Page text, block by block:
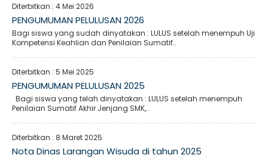
Diterbitkan : 4 Mei 2026
PENGUMUMAN PELULUSAN 2026
Bagi siswa yang sudah dinyatakan : LULUS setelah menempuh Uji
Kompetensi Keahlian dan Penilaian Sumatif..
Diterbitkan : 5 Mei 2025
PENGUMUMAN PELULUSAN 2025
Bagi siswa yang telah dinyatakan : LULUS setelah menempuh
Penilaian Sumatif Akhir Jenjang SMK,..
Diterbitkan : 8 Maret 2025
Nota Dinas Larangan Wisuda di tahun 2025